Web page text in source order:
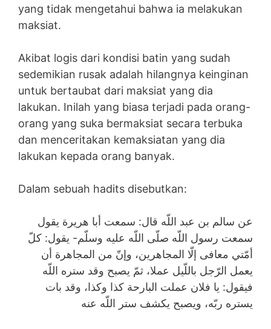
yang tidak mengetahui bahwa ia melakukan
maksiat.
Akibat logis dari kondisi batin yang sudah
sedemikian rusak adalah hilangnya keinginan
untuk bertaubat dari maksiat yang dia
lakukan. Inilah yang biasa terjadi pada orang-
orang yang suka bermaksiat secara terbuka
dan menceritakan kemaksiatan yang dia
lakukan kepada orang banyak.
Dalam sebuah hadits disebutkan:
عن سالم بن عبد اللّه قال: سمعت أبا هريرة يقول
سمعت رسول اللّه صلّى اللّه عليه وسلّم- يقول: كلّ
أمّتي معافى إلّا المجاهرين، وإنّ من المجاهرة أن
يعمل الرّجل باللّيل عملا، ثمّ يصبح وقد ستره اللّه
فيقول: يا فلان عملت البارحة كذا وكذا، وقد بات
يستره ربّه، ويصبح يكشف ستر اللّه عنه